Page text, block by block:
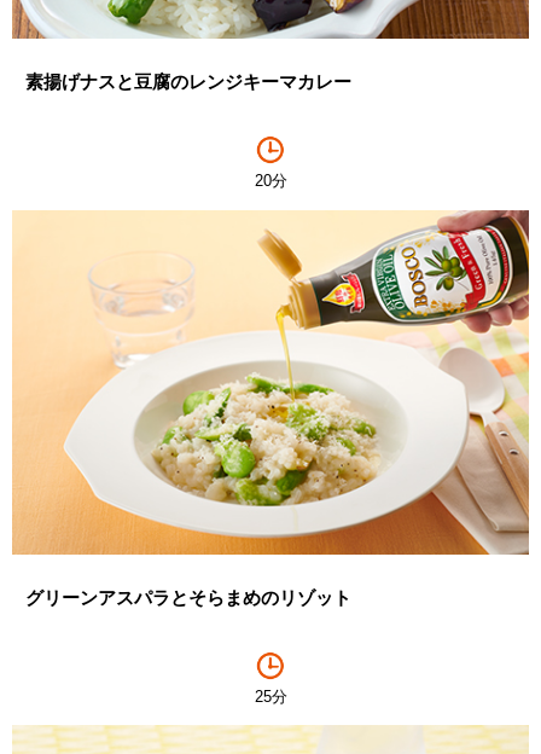
素揚げナスと豆腐のレンジキーマカレー
20分
グリーンアスパラとそらまめのリゾット
25分